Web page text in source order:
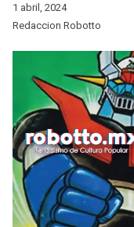
1 abril, 2024
Redaccion Robotto